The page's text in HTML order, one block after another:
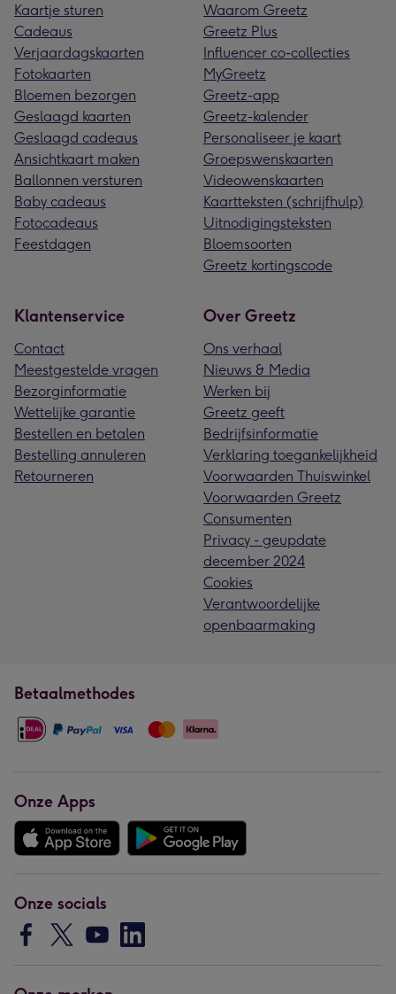
Kaartje sturen
Cadeaus
Verjaardagskaarten
Fotokaarten
Bloemen bezorgen
Geslaagd kaarten
Geslaagd cadeaus
Ansichtkaart maken
Ballonnen versturen
Baby cadeaus
Fotocadeaus
Feestdagen
Waarom Greetz
Greetz Plus
Influencer co-collecties
MyGreetz
Greetz-app
Greetz-kalender
Personaliseer je kaart
Groepswenskaarten
Videowenskaarten
Kaartteksten (schrijfhulp)
Uitnodigingsteksten
Bloemsoorten
Greetz kortingscode
Klantenservice
Contact
Meestgestelde vragen
Bezorginformatie
Wettelijke garantie
Bestellen en betalen
Bestelling annuleren
Retourneren
Over Greetz
Ons verhaal
Nieuws & Media
Werken bij
Greetz geeft
Bedrijfsinformatie
Verklaring toegankelijkheid
Voorwaarden Thuiswinkel
Voorwaarden Greetz
Consumenten
Privacy - geupdate
december 2024
Cookies
Verantwoordelijke
openbaarmaking
Betaalmethodes
Onze Apps
Onze socials